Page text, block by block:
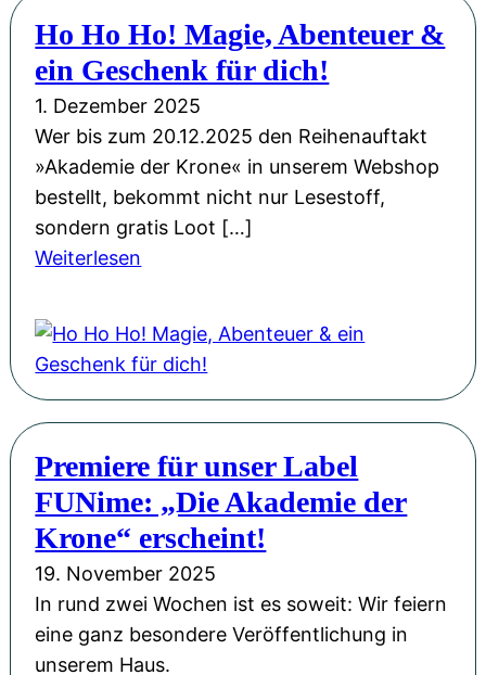
r
K
r
o
n
e
“
a
f
Y
u
b
e
e
u
e
a
t
e
i
m
F
U
i
m
e
-
A
d
v
h
d
a
:
»
D
i
a
d
e
i
e
d
e
r
K
r
Ho Ho Ho! Magie, Abenteuer &
ein Geschenk für dich!
1. Dezember 2025
Wer bis zum 20.12.2025 den Reihenauftakt
»Akademie der Krone« in unserem Webshop
bestellt, bekommt nicht nur Lesestoff,
sondern gratis Loot […]
Weiterlesen
H
o
H
!
M
a
g
i
Premiere für unser Label
FUNime: „Die Akademie der
Krone“ erscheint!
19. November 2025
In rund zwei Wochen ist es soweit: Wir feiern
eine ganz besondere Veröffentlichung in
unserem Haus.